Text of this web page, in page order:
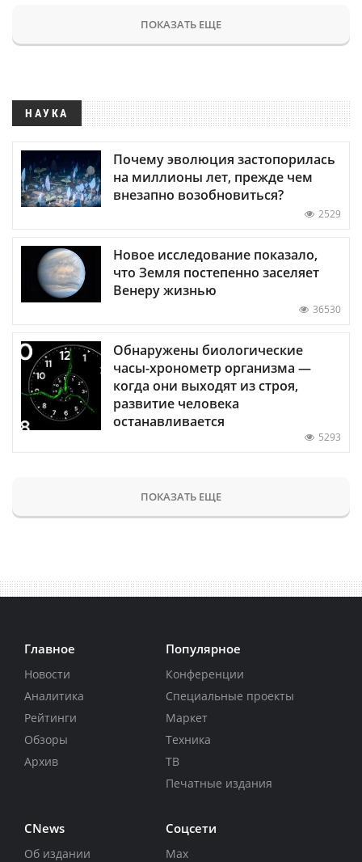
ПОКАЗАТЬ ЕЩЕ
НАУКА
Почему эволюция застопорилась
на миллионы лет, прежде чем
внезапно возобновиться?
2529
Новое исследование показало,
что Земля постепенно заселяет
Венеру жизнью
36530
Обнаружены биологические
часы-хронометр организма —
когда они выходят из строя,
развитие человека
останавливается
5293
ПОКАЗАТЬ ЕЩЕ
Главное
Новости
Аналитика
Рейтинги
Обзоры
Архив
Популярное
Конференции
Специальные проекты
Маркет
Техника
ТВ
Печатные издания
CNews
Об издании
Соцсети
Max